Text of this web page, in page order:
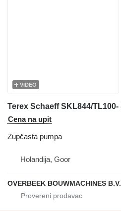
VIDEO
Cena na upit
Zupčasta pumpa
Holandija, Goor
OVERBEEK BOUWMACHINES B.V.